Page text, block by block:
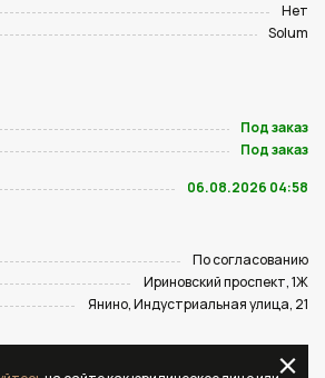
Нет
Solum
Под заказ
Под заказ
06.08.2026 04:58
По согласованию
Ириновский проспект, 1Ж
Янино, Индустриальная улица, 21